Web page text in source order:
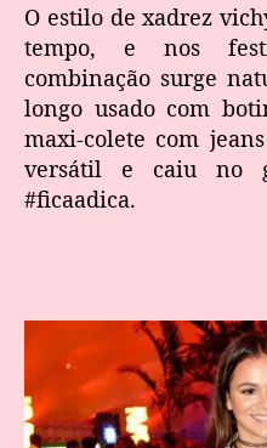
O estilo de xadrez
tempo, e nos
combinação surge
longo usado com
maxi-colete com
versátil e caiu no
#ficaadica.